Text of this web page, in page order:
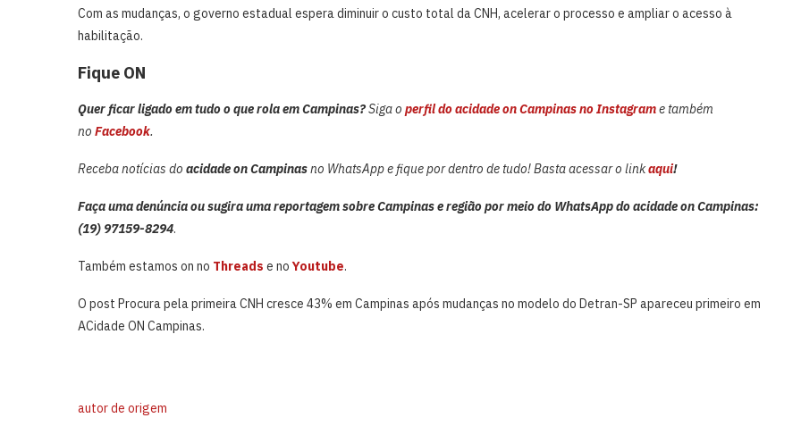
Com as mudanças, o governo estadual espera diminuir o custo total da CNH, acelerar o processo e ampliar o acesso à
habilitação.
Fique ON
Quer ficar ligado em tudo o que rola em Campinas?Siga o perfil do acidade on Campinas no Instagrame também
no Facebook.
Receba notícias do acidade on Campinasno WhatsApp e fique por dentro de tudo! Basta acessar o linkaqui!
Faça uma denúncia ou sugira uma reportagem sobre Campinas e região por meio do WhatsApp do acidade on Campinas:
(19) 97159-8294.
Também estamos on no Threads e noYoutube.
O post Procura pela primeira CNH cresce 43% em Campinas após mudanças no modelo do Detran-SP apareceu primeiro em
ACidade ON Campinas.
autor de origem